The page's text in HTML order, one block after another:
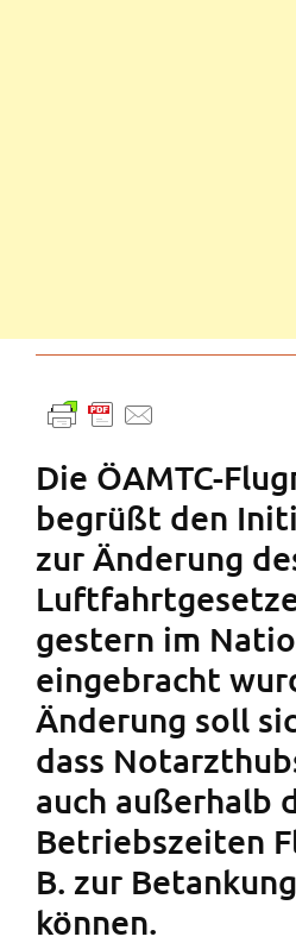
Die ÖAMTC-
begrüßt den
zur Änderung
gestern im
eingebracht
Änderung soll
dass
auch außerhalb
Betriebszeiten
B. zur
können.